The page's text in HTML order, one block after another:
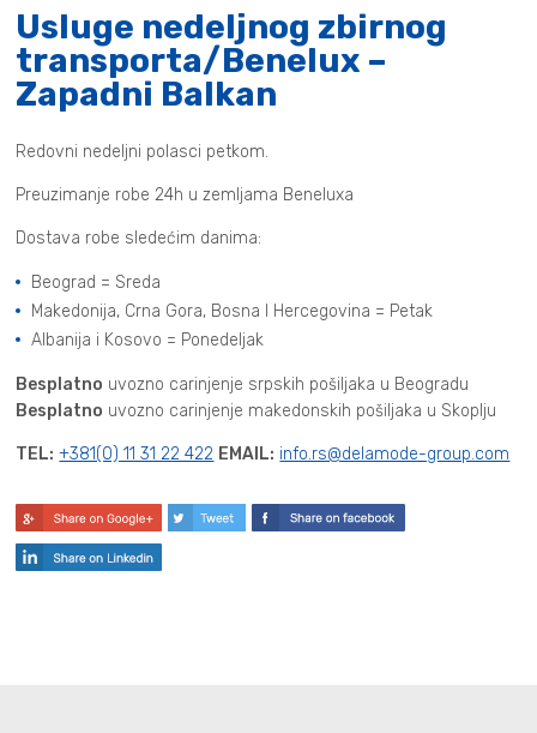
Usluge nedeljnog zbirnog
transporta/Benelux –
Zapadni Balkan
Redovni nedeljni polasci petkom.
Preuzimanje robe 24h u zemljama Beneluxa
Dostava robe sledećim danima:
Beograd = Sreda
Makedonija, Crna Gora, Bosna I Hercegovina = Petak
Albanija i Kosovo = Ponedeljak
Besplatno uvozno carinjenje srpskih pošiljaka u Beogradu
Besplatno uvozno carinjenje makedonskih pošiljaka u Skoplju
TEL: +381(0) 11 31 22 422 EMAIL: info.rs@delamode-group.com